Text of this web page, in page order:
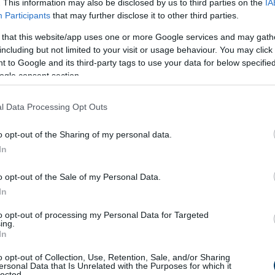
This information may also be disclosed by us to third parties on the
Participants that may further disclose it to other third parties.
that this website/app uses one or more Google services and may
but not limited to your visit or usage behaviour. You may
to Google and its third-party tags to use your data for below
consent section.
Data Processing Opt Outs
opt-out of the Sharing of my personal data.
opt-out of the Sale of my Personal Data.
opt-out of processing my Personal Data for Targeted
opt-out of Collection, Use, Retention, Sale, and/or Sharing
Data that Is Unrelated with the Purposes for which it
kukoricaszirupottartalmaznak, ami különösen
szempontjából.
a természetes tápanyagok teljesen eltűnnek, helyettük
betegségek táptalaja
hitt nasik
mesterséges színezékeket. A tartazin például
is káros. A „prebiotikus” oligoszacharidok pedig sokszor
többségetele van cukorral– gyakran még többel, mint a